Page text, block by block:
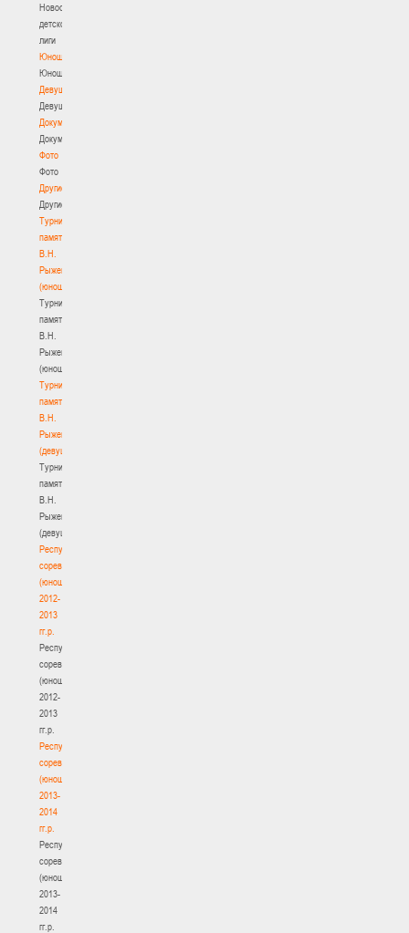
Новости
детской
лиги
Юноши
Юноши
Девушки
Девушки
Документы
Документы
Фото
Фото
Другие
Другие
Турнир
памяти
В.Н.
Рыженкова
(юноши)
Турнир
памяти
В.Н.
Рыженкова
(юноши)
Турнир
памяти
В.Н.
Рыженкова
(девушки)
Турнир
памяти
В.Н.
Рыженкова
(девушки)
Республиканские
соревнования
(юноши)
2012-
2013
гг.р.
Республиканские
соревнования
(юноши)
2012-
2013
гг.р.
Республиканские
соревнования
(юноши)
2013-
2014
гг.р.
Республиканские
соревнования
(юноши)
2013-
2014
гг.р.